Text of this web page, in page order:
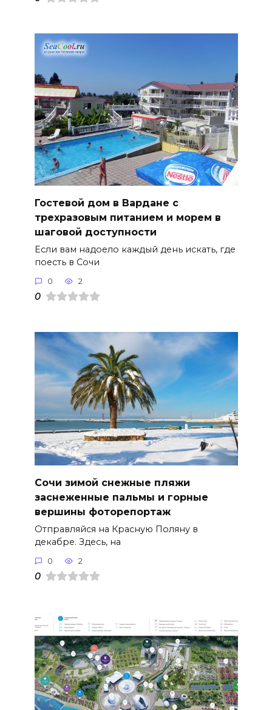
Гостевой дом в Вардане с
трехразовым питанием и морем в
шаговой доступности
Если вам надоело каждый день искать, где
поесть в Сочи
0 2
0
Сочи зимой снежные пляжи
заснеженные пальмы и горные
вершины фоторепортаж
Отправляйся на Красную Поляну в
декабре. Здесь, на
0 2
0